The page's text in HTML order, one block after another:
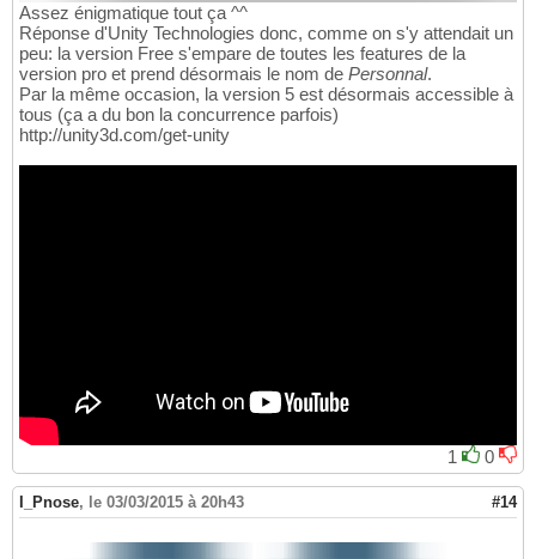
Assez énigmatique tout ça ^^
Réponse d'Unity Technologies donc, comme on s'y attendait un
peu: la version Free s'empare de toutes les features de la
version pro et prend désormais le nom de Personnal.
Par la même occasion, la version 5 est désormais accessible à
tous (ça a du bon la concurrence parfois)
http://unity3d.com/get-unity
1 0
I_Pnose, le 03/03/2015 à 20h43 #14